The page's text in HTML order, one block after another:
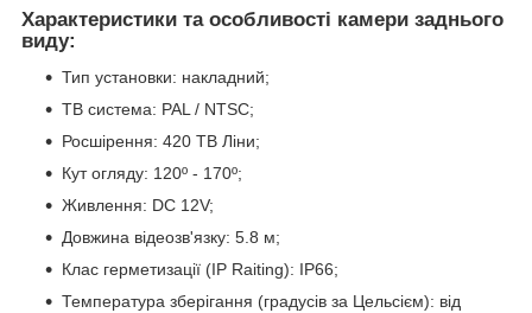
Характеристики та особливості камери заднього
виду:
Тип установки: накладний;
ТВ система: PAL / NTSC;
Росшірення: 420 ТВ Ліни;
Кут огляду: 120º - 170º;
Живлення: DC 12V;
Довжина відеозв'язку: 5.8 м;
Клас герметизації (IP Raiting): IP66;
Температура зберігання (градусів за Цельсієм): від